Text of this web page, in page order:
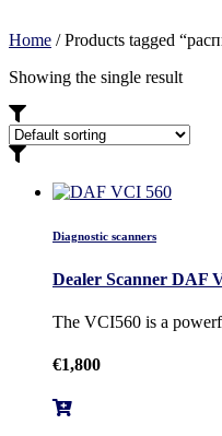
Home / Products tagged
Showing the single result
Diagnostic scanners
Dealer Scanner DAF
The VCI560 is a
€1,800